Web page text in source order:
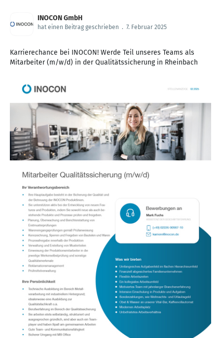
INOCON GmbH
hat einen Beitrag geschrieben . 7. Februar 2025
Karrierechance bei INOCON! Werde Teil unseres Teams als
Mitarbeiter (m/w/d) in der Qualitätssicherung in Rheinbach